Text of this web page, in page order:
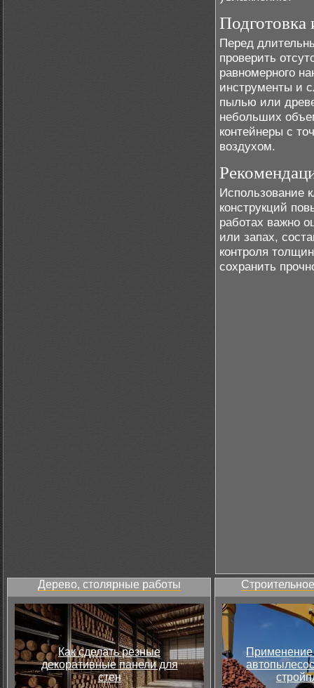
Подготовка
Перед
проверить
равномерного
инструменты и
пылью или
небольших
контейнеры с
воздухом.
Использование
конструкций
работах важно
или запах,
контроля
сохранить
Дерево, столярные работы
Как сделать резные
декоративные панели для
стен
Применение